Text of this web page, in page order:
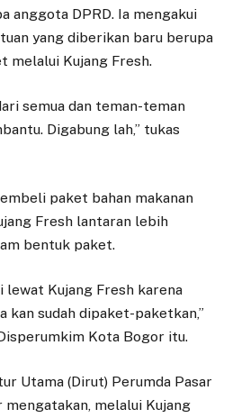
anggota DPRD. Ia mengakui
yang diberikan baru berupa
melalui Kujang Fresh.
semua dan teman-teman
Digabung lah,” tukas
paket bahan makanan
Fresh lantaran lebih
bentuk paket.
lewat Kujang Fresh karena
kan sudah dipaket-paketkan,”
Kota Bogor itu.
Utama (Dirut) Perumda Pasar
mengatakan, melalui Kujang